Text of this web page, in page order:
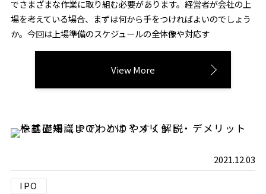
でさまざまな作業に取り組む必要があります。経営者が会社の上
場を考えている場合、まずは何から手をつければよいのでしょう
か。今回は上場準備のスケジュールの全体像や対応す
View More
2021.12.03
IPO